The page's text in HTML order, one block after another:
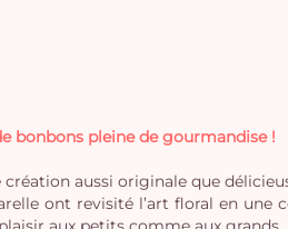
bonbons pleine de gourmandise !
aussi originale que
ont revisité l’art floral en une